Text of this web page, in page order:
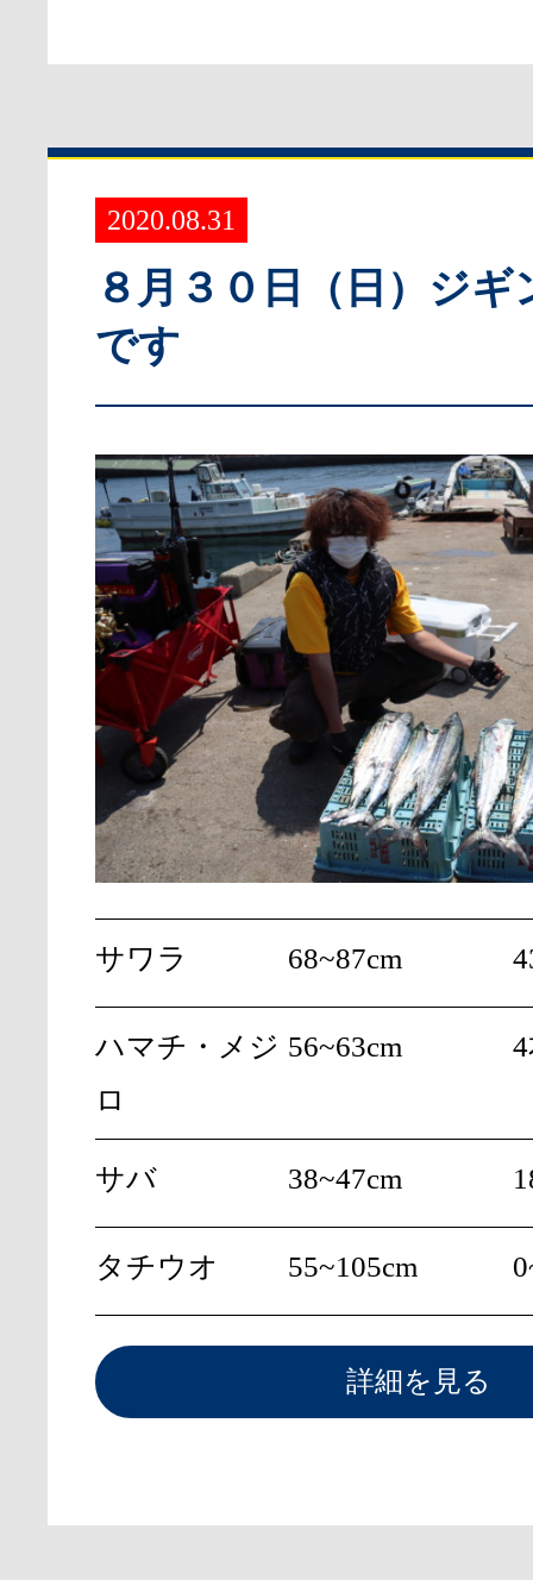
2020.08.31
８月３０日（日）ジギ
です
サワラ 68~87cm
ハマチ・メジ
ロ
56~63cm
サバ 38~47cm
タチウオ 55~105cm
詳細を見る